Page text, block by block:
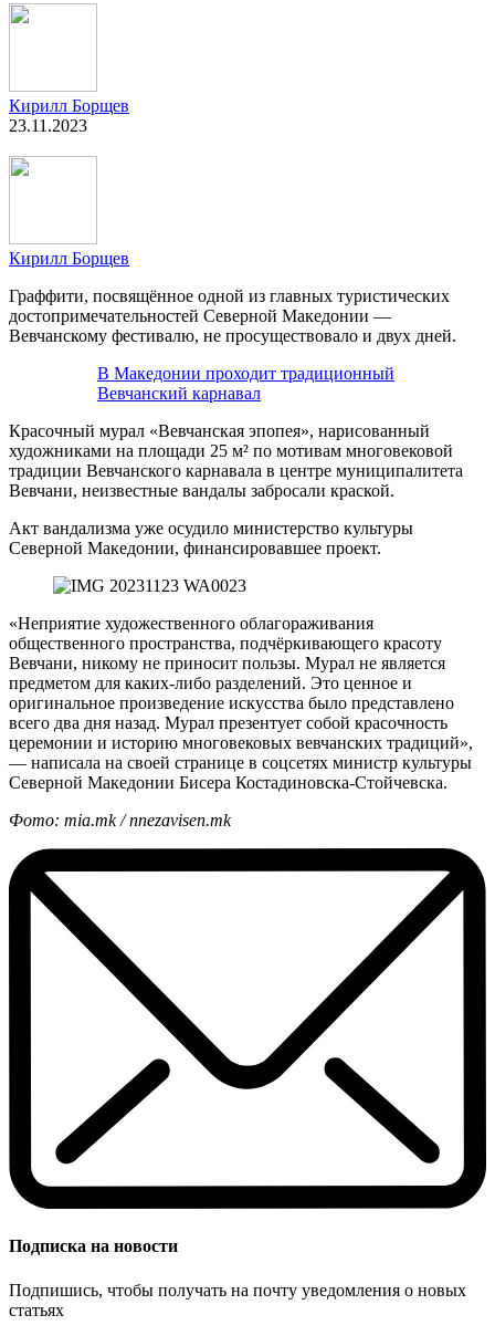
Кирилл Борщев
23.11.2023
Кирилл Борщев
Граффити, посвящённое одной из главных туристических
достопримечательностей Северной Македонии —
Вевчанскому фестивалю, не просуществовало и двух дней.
В Македонии проходит традиционный
Вевчанский карнавал
Красочный мурал «Вевчанская эпопея», нарисованный
художниками на площади 25 м² по мотивам многовековой
традиции Вевчанского карнавала в центре муниципалитета
Вевчани, неизвестные вандалы забросали краской.
Акт вандализма уже осудило министерство культуры
Северной Македонии, финансировавшее проект.
«Неприятие художественного облагораживания
общественного пространства, подчёркивающего красоту
Вевчани, никому не приносит пользы. Мурал не является
предметом для каких-либо разделений. Это ценное и
оригинальное произведение искусства было представлено
всего два дня назад. Мурал презентует собой красочность
церемонии и историю многовековых вевчанских традиций»,
— написала на своей странице в соцсетях министр культуры
Северной Македонии Бисера Костадиновска-Стойчевска.
Фото: mia.mk / nnezavisen.mk
Подписка на новости
Подпишись, чтобы получать на почту уведомления о новых
статьях